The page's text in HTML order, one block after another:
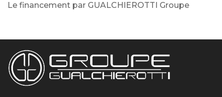
Le financement par GUALCHIEROTTI Groupe